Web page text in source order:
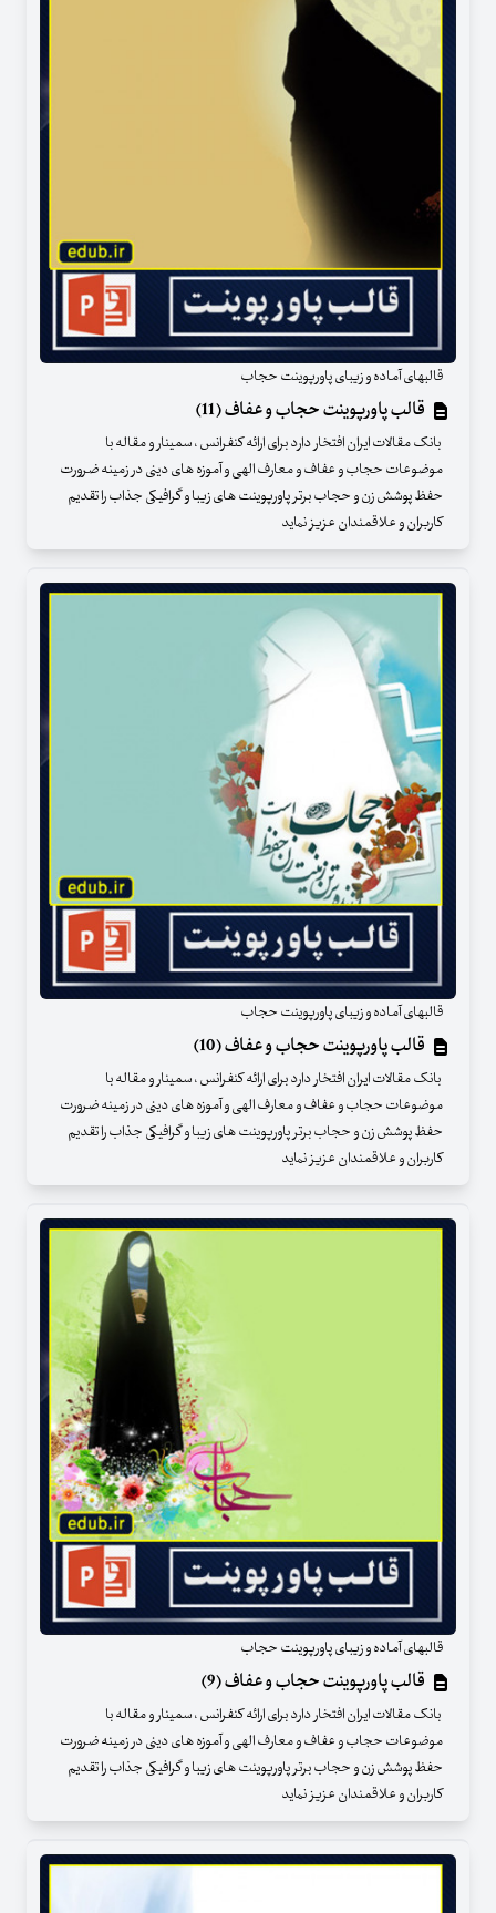
قالبهای آماده و زیبای پاورپوینت حجاب
قالب پاورپوینت حجاب و عفاف (11)
بانک مقالات ایران افتخار دارد برای ارائه کنفرانس ، سمینار و مقاله با
موضوعات حجاب و عفاف و معارف الهی و آموزه های دینی در زمینه ضرورت
حفظ پوشش زن و حجاب برتر پاورپوینت های زیبا و گرافیکی جذاب را تقدیم
کاربران و علاقمندان عزیز نماید
قالبهای آماده و زیبای پاورپوینت حجاب
قالب پاورپوینت حجاب و عفاف (10)
بانک مقالات ایران افتخار دارد برای ارائه کنفرانس ، سمینار و مقاله با
موضوعات حجاب و عفاف و معارف الهی و آموزه های دینی در زمینه ضرورت
حفظ پوشش زن و حجاب برتر پاورپوینت های زیبا و گرافیکی جذاب را تقدیم
کاربران و علاقمندان عزیز نماید
قالبهای آماده و زیبای پاورپوینت حجاب
قالب پاورپوینت حجاب و عفاف (9)
بانک مقالات ایران افتخار دارد برای ارائه کنفرانس ، سمینار و مقاله با
موضوعات حجاب و عفاف و معارف الهی و آموزه های دینی در زمینه ضرورت
حفظ پوشش زن و حجاب برتر پاورپوینت های زیبا و گرافیکی جذاب را تقدیم
کاربران و علاقمندان عزیز نماید